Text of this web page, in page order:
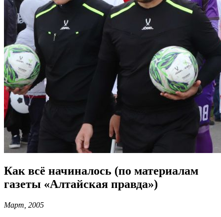
Как всё начиналось (по материалам
газеты «Алтайская правда»)
Март, 2005